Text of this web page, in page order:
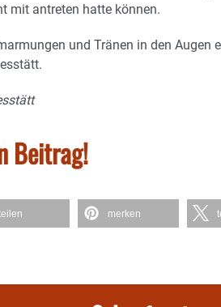
mit antreten hatte können.
und Tränen in den Augen
Beitrag!
merken